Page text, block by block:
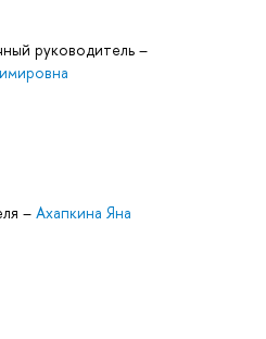
руководитель –
– Ахапкина Яна